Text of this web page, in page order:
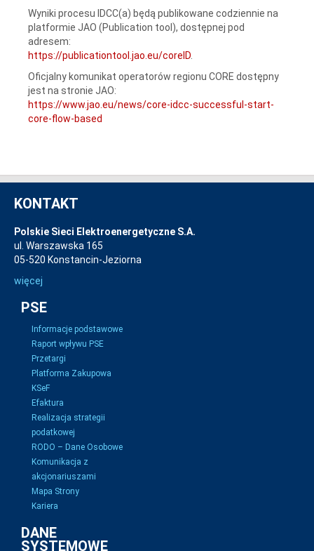
Wyniki procesu IDCC(a) będą publikowane codziennie na
platformie JAO (Publication tool), dostępnej pod
adresem:
https://publicationtool.jao.eu/coreID
Oficjalny komunikat operatorów regionu CORE dostępny
jest na stronie JAO:
https://www.jao.eu/news/core-idcc-successful-start-
core-flow-based
KONTAKT
Polskie Sieci Elektroenergetyczne S.A.
ul. Warszawska 165
05-520 Konstancin-Jeziorna
więcej
PSE
Informacje podstawowe
Raport wpływu PSE
Przetargi
Platforma Zakupowa
KSeF
Efaktura
Realizacja strategii
podatkowej
RODO – Dane Osobowe
Komunikacja z
akcjonariuszami
Mapa Strony
Kariera
DANE
SYSTEMOWE